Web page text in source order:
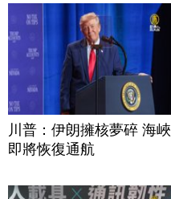
川普：伊朗擁核夢碎 海峽
即將恢復通航